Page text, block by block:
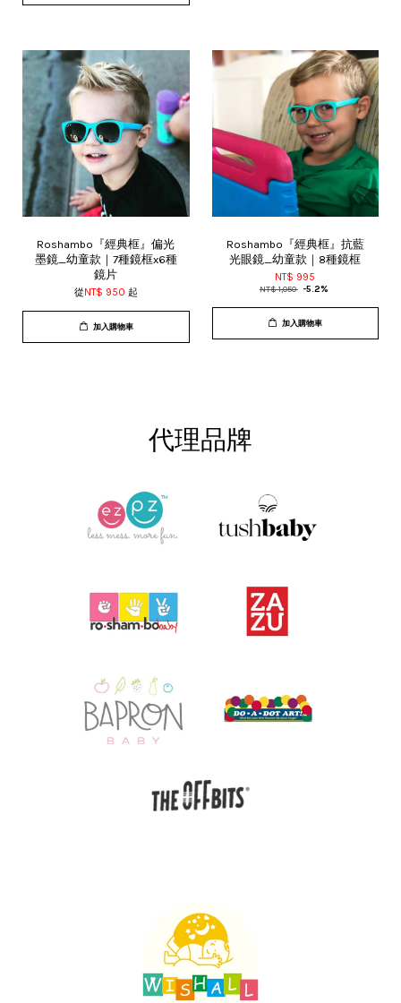
Roshambo『經典框』偏光
墨鏡_幼童款｜7種鏡框x6種
鏡片
從 NT$ 950 起
加入購物車
Roshambo『經典框』抗藍
光眼鏡_幼童款｜8種鏡框
NT$ 995
NT$ 1,050 -5.2%
加入購物車
代理品牌